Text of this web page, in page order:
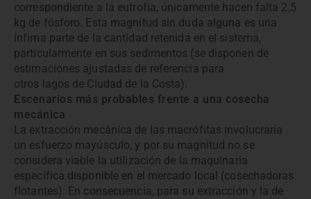
correspondiente a la eutrofia, únicamente hacen falta 2,5
kg de fósforo. Esta magnitud sin duda alguna es una
ínfima parte de la cantidad retenida en el sistema,
particularmente en sus sedimentos (se disponen de
estimaciones ajustadas de referencia para
otros lagos de Ciudad de la Costa).
Escenarios más probables frente a una cosecha
mecánica
La extracción mecánica de las macrófitas involucraría
un esfuerzo mayúsculo, y por su magnitud no se
considera viable la utilización de la maquinaria
específica disponible en el mercado local (cosechadoras
flotantes). En consecuencia, para su extracción y la de